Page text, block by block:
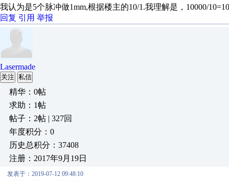
我认为是5个脉冲做1mm,根据楼主的10/1.我理解是，10000/
回复 引用 举报
Lasermade
关注 私信
精华：0帖
求助：1帖
帖子：2帖 | 327回
年度积分：0
历史总积分：37408
注册：2017年9月19日
发表于：2019-07-12 09:48:10